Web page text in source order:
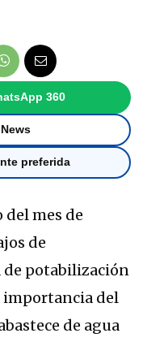
360
preferida
mes de
de
potabilización
importancia del
de agua